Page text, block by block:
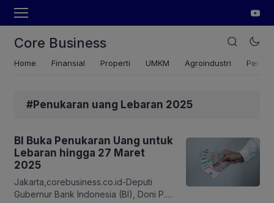
Core Business
Home Finansial Properti UMKM Agroindustri
#Penukaran uang Lebaran 2025
BI Buka Penukaran Uang untuk
Lebaran hingga 27 Maret
2025
Jakarta,corebusiness.co.id-Deputi
Gubernur Bank Indonesia (BI), Doni P.